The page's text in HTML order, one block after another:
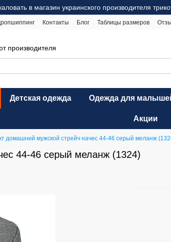
в магазин украинского производителя
Контакты Блог Таблицы размеров
производителя
Детская одежда Одежда для
Акции
домашний мужской стрейч начес 44-46 серый меланж
44-46 серый меланж (1324)